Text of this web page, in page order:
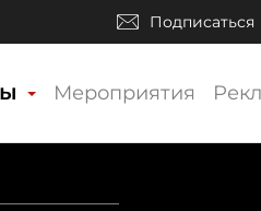
Подписаться
Мероприятия